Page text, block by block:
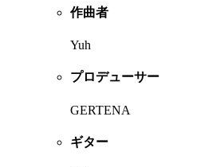
作曲者
Yuh
プロデューサー
GERTENA
ギター